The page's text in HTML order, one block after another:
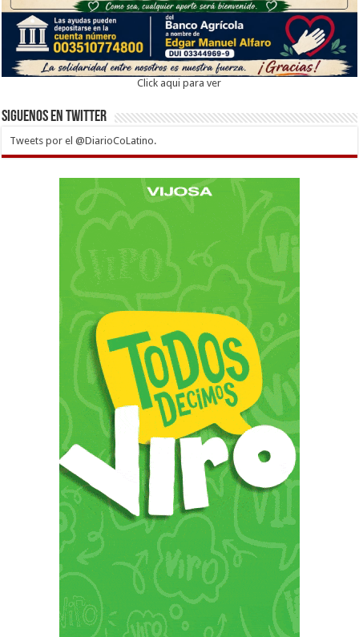
Click aqui para ver
Siguenos en twitter
Tweets por el @DiarioCoLatino.